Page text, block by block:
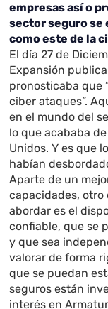
empresas así o
sector seguro se
como este de la
El día 27 de
Expansión
pronosticaba que
ciber ataques”.
en el mundo del
lo que acababa
Unidos. Y es que
habían
Aparte de un
capacidades, otro
abordar es el
confiable, que se
y que sea
valorar de forma
que se puedan
seguros están
interés en